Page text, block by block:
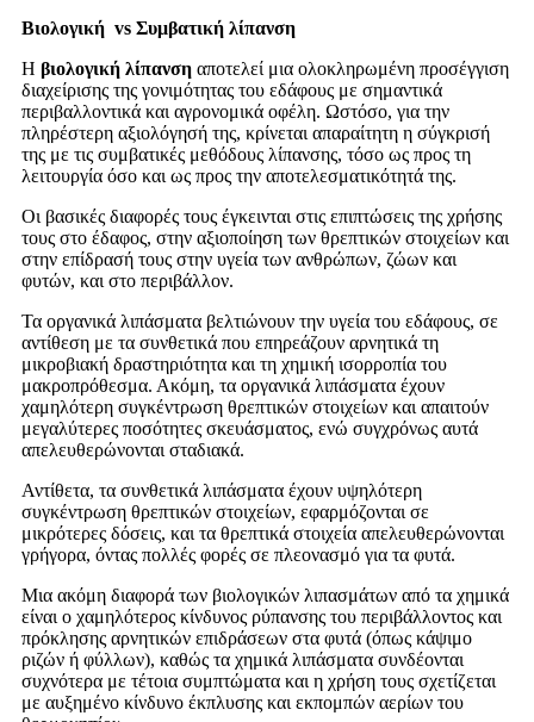
Βιολογική vs Συμβατική λίπανση
Η βιολογική λίπανση αποτελεί μια ολοκληρωμένη προσέγγιση
διαχείρισης της γονιμότητας του εδάφους με σημαντικά
περιβαλλοντικά και αγρονομικά οφέλη. Ωστόσο, για την
πληρέστερη αξιολόγησή της, κρίνεται απαραίτητη η σύγκρισή
της με τις συμβατικές μεθόδους λίπανσης, τόσο ως προς τη
λειτουργία όσο και ως προς την αποτελεσματικότητά της.
Οι βασικές διαφορές τους έγκεινται στις επιπτώσεις της χρήσης
τους στο έδαφος, στην αξιοποίηση των θρεπτικών στοιχείων και
στην επίδρασή τους στην υγεία των ανθρώπων, ζώων και
φυτών, και στο περιβάλλον.
Τα οργανικά λιπάσματα βελτιώνουν την υγεία του εδάφους, σε
αντίθεση με τα συνθετικά που επηρεάζουν αρνητικά τη
μικροβιακή δραστηριότητα και τη χημική ισορροπία του
μακροπρόθεσμα. Ακόμη, τα οργανικά λιπάσματα έχουν
χαμηλότερη συγκέντρωση θρεπτικών στοιχείων και απαιτούν
μεγαλύτερες ποσότητες σκευάσματος, ενώ συγχρόνως αυτά
απελευθερώνονται σταδιακά.
Αντίθετα, τα συνθετικά λιπάσματα έχουν υψηλότερη
συγκέντρωση θρεπτικών στοιχείων, εφαρμόζονται σε
μικρότερες δόσεις, και τα θρεπτικά στοιχεία απελευθερώνονται
γρήγορα, όντας πολλές φορές σε πλεονασμό για τα φυτά.
Μια ακόμη διαφορά των βιολογικών λιπασμάτων από τα χημικά
είναι ο χαμηλότερος κίνδυνος ρύπανσης του περιβάλλοντος και
πρόκλησης αρνητικών επιδράσεων στα φυτά (όπως κάψιμο
ριζών ή φύλλων), καθώς τα χημικά λιπάσματα συνδέονται
συχνότερα με τέτοια συμπτώματα και η χρήση τους σχετίζεται
με αυξημένο κίνδυνο έκπλυσης και εκπομπών αερίων του